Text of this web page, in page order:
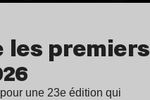
les premiers
une 23e édition qui